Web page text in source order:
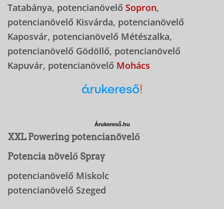
Tatabánya, potencianövelő Sopron,
potencianövelő Kisvárda, potencianövelő
Kaposvár, potencianövelő Métészalka,
potencianövelő Gödöllő, potencianövelő
Kapuvár, potencianövelő Mohács
Árukereső.hu
XXL Powering potencianövelő
Potencia növelő Spray
potencianövelő Miskolc
potencianövelő Szeged